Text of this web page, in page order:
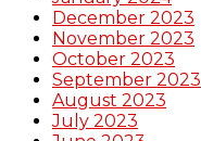
December 2023
November 2023
October 2023
September 2023
August 2023
July 2023